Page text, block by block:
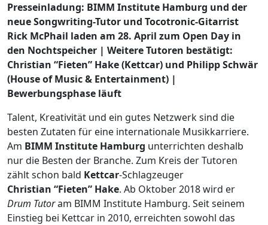
Presseinladung: BIMM Institute Hamburg und der
neue Songwriting-Tutor und Tocotronic-Gitarrist
Rick McPhail laden am 28. April zum Open Day in
den Nochtspeicher | Weitere Tutoren bestätigt:
Christian “Fieten” Hake (Kettcar) und Philipp Schwär
(House of Music & Entertainment) |
Bewerbungsphase läuft
Talent, Kreativität und ein gutes Netzwerk sind die
besten Zutaten für eine internationale Musikkarriere.
Am BIMM Institute Hamburg unterrichten deshalb
nur die Besten der Branche. Zum Kreis der Tutoren
zählt schon bald Kettcar-Schlagzeuger
Christian “Fieten” Hake. Ab Oktober 2018 wird er
Drum Tutoram BIMM Institute Hamburg. Seit seinem
Einstieg bei Kettcar in 2010, erreichten sowohl das